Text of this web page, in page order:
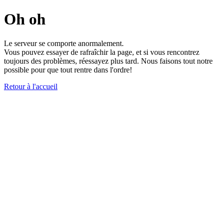
Oh oh
Le serveur se comporte anormalement.
Vous pouvez essayer de rafraîchir la page, et si vous rencontrez
toujours des problèmes, réessayez plus tard. Nous faisons tout notre
possible pour que tout rentre dans l'ordre!
Retour à l'accueil